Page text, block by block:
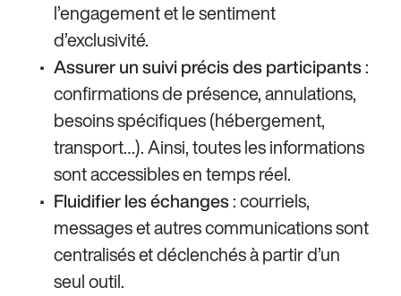
l’engagement et le sentiment
d’exclusivité.
Assurer un suivi précis des participants:
confirmations de présence, annulations,
besoins spécifiques (hébergement,
transport…). Ainsi, toutes les informations
sont accessibles en temps réel.
Fluidifier les échanges: courriels,
messages et autres communications sont
centralisés et déclenchés à partir d’un
seul outil.